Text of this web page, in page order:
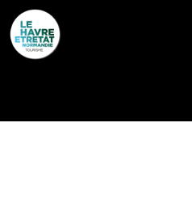
Cookies management panel